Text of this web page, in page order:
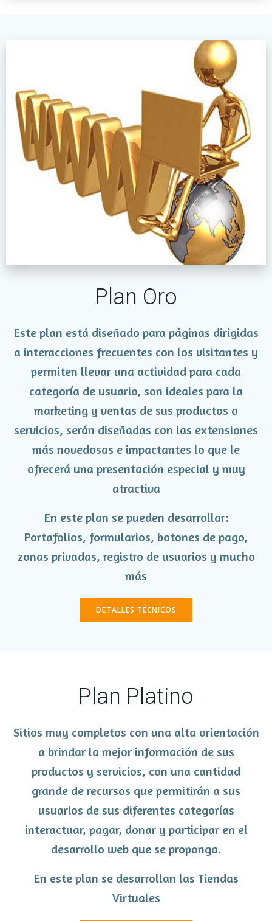
Plan Oro
Este plan está diseñado para páginas dirigidas
a interacciones frecuentes con los visitantes y
permiten llevar una actividad para cada
categoría de usuario, son ideales para la
marketing y ventas de sus productos o
servicios, serán diseñadas con las extensiones
más novedosas e impactantes lo que le
ofrecerá una presentación especial y muy
atractiva
En este plan se pueden desarrollar:
Portafolios, formularios, botones de pago,
zonas privadas, registro de usuarios y mucho
más
DETALLES TÉCNICOS
Plan Platino
Sitios muy completos con una alta orientación
a brindar la mejor información de sus
productos y servicios, con una cantidad
grande de recursos que permitirán a sus
usuarios de sus diferentes categorías
interactuar, pagar, donar y participar en el
desarrollo web que se proponga.
En este plan se desarrollan las Tiendas
Virtuales